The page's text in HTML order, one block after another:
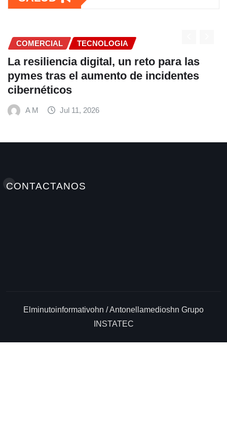
TECNOLOGIA
digital, un reto para las
el aumento de incidentes
11, 2026
Fundación
CONTACTANOS
Elminutoinformativohn / Antonellamedioshn Grupo